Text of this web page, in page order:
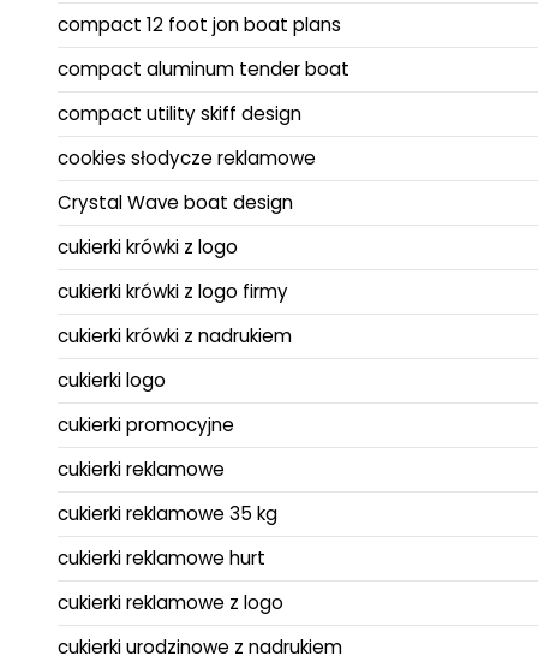
compact 12 foot jon boat plans
compact aluminum tender boat
compact utility skiff design
cookies słodycze reklamowe
Crystal Wave boat design
cukierki krówki z logo
cukierki krówki z logo firmy
cukierki krówki z nadrukiem
cukierki logo
cukierki promocyjne
cukierki reklamowe
cukierki reklamowe 35 kg
cukierki reklamowe hurt
cukierki reklamowe z logo
cukierki urodzinowe z nadrukiem